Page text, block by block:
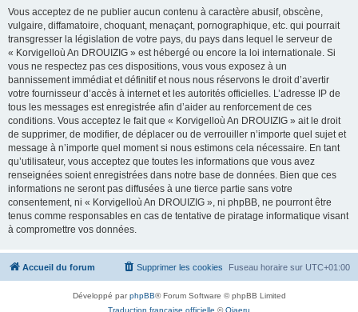
Vous acceptez de ne publier aucun contenu à caractère abusif, obscène,
vulgaire, diffamatoire, choquant, menaçant, pornographique, etc. qui pourrait
transgresser la législation de votre pays, du pays dans lequel le serveur de
« Korvigelloù An DROUIZIG » est hébergé ou encore la loi internationale. Si
vous ne respectez pas ces dispositions, vous vous exposez à un
bannissement immédiat et définitif et nous nous réservons le droit d’avertir
votre fournisseur d’accès à internet et les autorités officielles. L’adresse IP de
tous les messages est enregistrée afin d’aider au renforcement de ces
conditions. Vous acceptez le fait que « Korvigelloù An DROUIZIG » ait le droit
de supprimer, de modifier, de déplacer ou de verrouiller n’importe quel sujet et
message à n’importe quel moment si nous estimons cela nécessaire. En tant
qu’utilisateur, vous acceptez que toutes les informations que vous avez
renseignées soient enregistrées dans notre base de données. Bien que ces
informations ne seront pas diffusées à une tierce partie sans votre
consentement, ni « Korvigelloù An DROUIZIG », ni phpBB, ne pourront être
tenus comme responsables en cas de tentative de piratage informatique visant
à compromettre vos données.
Accueil du forum Fuseau horaire sur UTC+01:00
Supprimer les cookies
Développé parphpBB® Forum Software © phpBB Limited
Traduction française officielle ©Qiaeru